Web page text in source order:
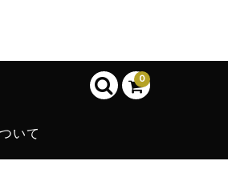
0
いて